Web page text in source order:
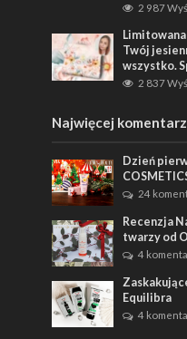
2 987
Limitowana
Twój
wszystko.
2 837
Najwięcej
Dzień
24
Recenzja
twarzy od
4
Equilibra
4